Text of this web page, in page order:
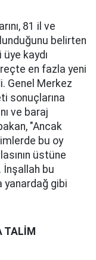
81 il ve
belirten
kaydı
en fazla yeni
Genel Merkez
sonuçlarına
ve baraj
"Ancak
bu oy
üstüne
bu
yanardağ gibi
TALİM